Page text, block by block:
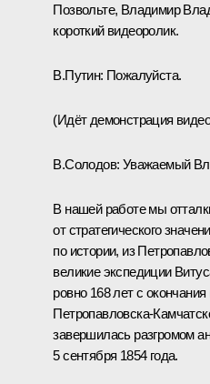
Позвольте, Владимир
короткий видеоролик.
В.Путин: Пожалуйста.
(Идёт демонстрация
В.Солодов: Уважаемый
В нашей работе мы
от стратегического
по истории, из
великие экспедиции
ровно 168 лет с
Петропавловска-
завершилась разгромом
5 сентября 1854 года.